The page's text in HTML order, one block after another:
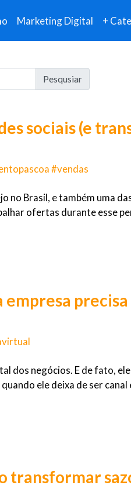
Marketing Digital +
Pesqusiar
sociais (e
#vendas
no Brasil, e também uma
ofertas durante esse
negócios. E de fato,
ele deixa de ser canal
transformar